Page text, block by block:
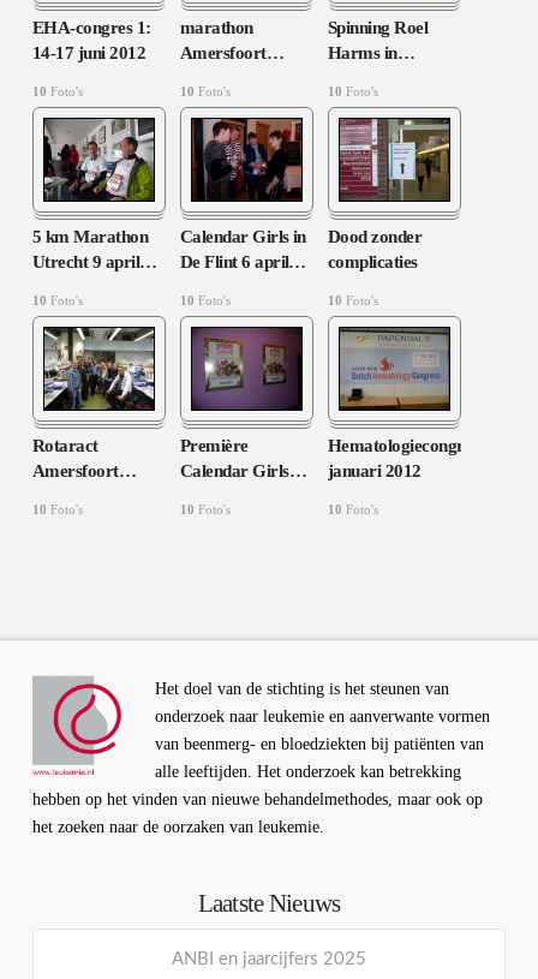
EHA-congres 1:
14-17 juni 2012
10 Foto's
marathon
Amersfoort…
10 Foto's
Spinning Roel
Harms in…
10 Foto's
5 km Marathon
Utrecht 9 april…
10 Foto's
Calendar Girls in
De Flint 6 april…
10 Foto's
Dood zonder
complicaties
10 Foto's
Rotaract
Amersfoort…
10 Foto's
Première
Calendar Girls…
10 Foto's
Hematologiecongres
januari 2012
10 Foto's
Het doel van de stichting is het steunen van
onderzoek naar leukemie en aanverwante vormen
van beenmerg- en bloedziekten bij patiënten van
alle leeftijden. Het onderzoek kan betrekking
hebben op het vinden van nieuwe behandelmethodes, maar ook op
het zoeken naar de oorzaken van leukemie.
Laatste Nieuws
ANBI en jaarcijfers 2025